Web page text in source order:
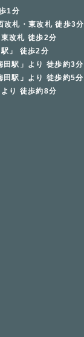
1分
改札・東改札 徒歩3分
改札 徒歩2分
」 徒歩2分
田駅」より 徒歩約3分
田駅」より 徒歩約5分
り 徒歩約8分